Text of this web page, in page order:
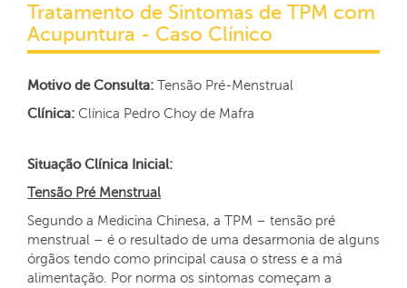
Tratamento de Sintomas de TPM com
Acupuntura - Caso Clínico
Motivo de Consulta: Tensão Pré-Menstrual
Clínica: Clínica Pedro Choy de Mafra
Situação Clínica Inicial:
Tensão Pré Menstrual
Segundo a Medicina Chinesa, a TPM – tensão pré
menstrual – é o resultado de uma desarmonia de alguns
órgãos tendo como principal causa o stress e a má
alimentação. Por norma os sintomas começam a